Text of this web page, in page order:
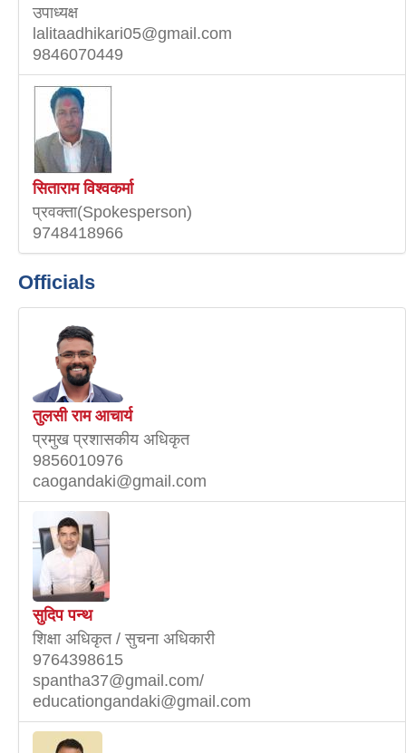
उपाध्यक्ष
lalitaadhikari05@gmail.com
9846070449
सिताराम विश्वकर्मा
प्रवक्ता(Spokesperson)
9748418966
Officials
तुलसी राम आचार्य
प्रमुख प्रशासकीय अधिकृत
9856010976
caogandaki@gmail.com
सुदिप पन्थ
शिक्षा अधिकृत / सुचना अधिकारी
9764398615
spantha37@gmail.com/
educationgandaki@gmail.com